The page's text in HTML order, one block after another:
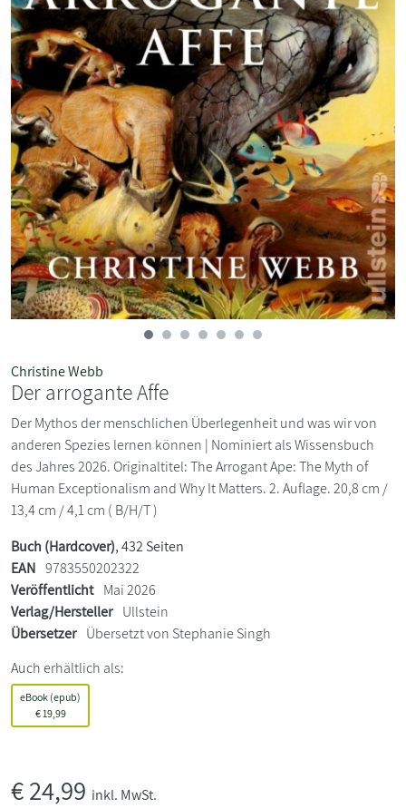
Christine Webb
Der arrogante Affe
Der Mythos der menschlichen Überlegenheit und was wir von
anderen Spezies lernen können | Nominiert als Wissensbuch
des Jahres 2026. Originaltitel: The Arrogant Ape: The Myth of
Human Exceptionalism and Why It Matters. 2. Auflage. 20,8 cm /
13,4 cm / 4,1 cm ( B/H/T )
Buch (Hardcover), 432 Seiten
EAN 9783550202322
Veröffentlicht Mai 2026
Verlag/Hersteller Ullstein
Übersetzer Übersetzt von Stephanie Singh
Auch erhältlich als:
eBook (epub)
€19,99
€24,99 inkl. MwSt.